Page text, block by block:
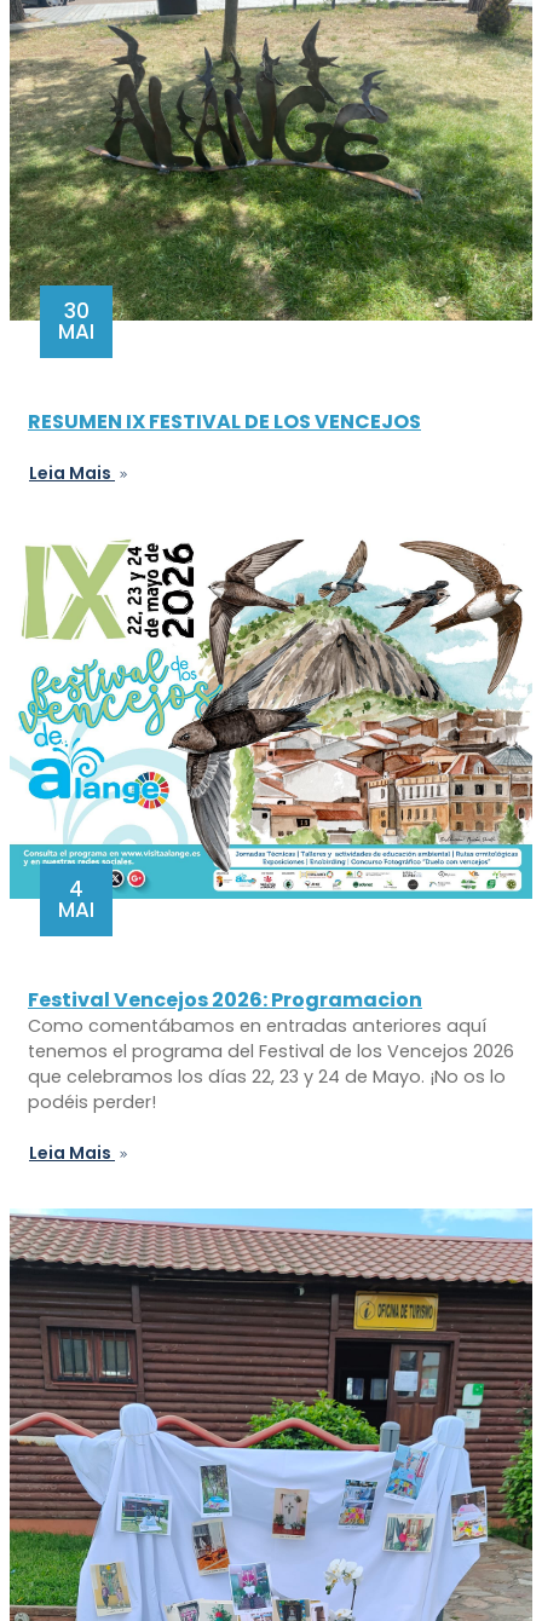
30
MAI
RESUMEN IX FESTIVAL DE LOS VENCEJOS
Leia Mais
4
MAI
Festival Vencejos 2026: Programacion
Como comentábamos en entradas anteriores aquí
tenemos el programa del Festival de los Vencejos 2026
que celebramos los días 22, 23 y 24 de Mayo. ¡No os lo
podéis perder!
Leia Mais